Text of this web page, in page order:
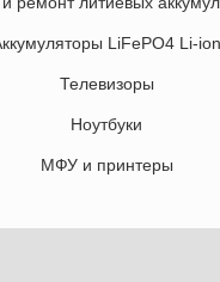
LiFePO4 Li-ion
Телевизоры
Ноутбуки
МФУ и принтеры